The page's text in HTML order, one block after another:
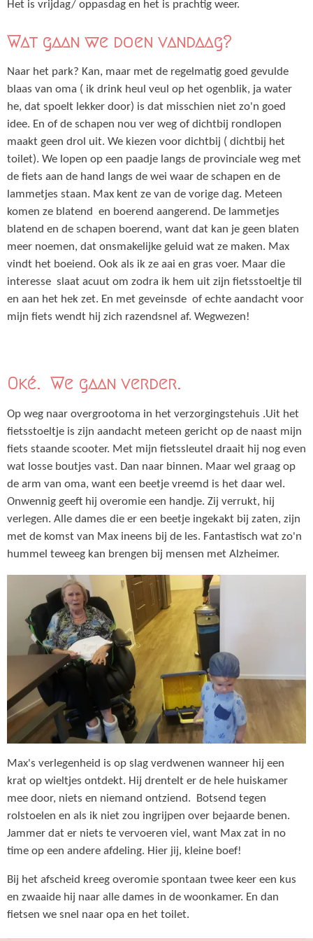
Het is vrijdag/ oppasdag en het is prachtig weer.
Wat gaan we doen vandaag?
Naar het park? Kan, maar met de regelmatig goed gevulde
blaas van oma ( ik drink heul veul op het ogenblik, ja water
he, dat spoelt lekker door) is dat misschien niet zo'n goed
idee. En of de schapen nou ver weg of dichtbij rondlopen
maakt geen drol uit. We kiezen voor dichtbij ( dichtbij het
toilet). We lopen op een paadje langs de provinciale weg met
de fiets aan de hand langs de wei waar de schapen en de
lammetjes staan. Max kent ze van de vorige dag. Meteen
komen ze blatend en boerend aangerend. De lammetjes
blatend en de schapen boerend, want dat kan je geen blaten
meer noemen, dat onsmakelijke geluid wat ze maken. Max
vindt het boeiend. Ook als ik ze aai en gras voer. Maar die
interesse slaat acuut om zodra ik hem uit zijn fietsstoeltje til
en aan het hek zet. En met geveinsde of echte aandacht voor
mijn fiets wendt hij zich razendsnel af. Wegwezen!
Oké. We gaan verder.
Op weg naar overgrootoma in het verzorgingstehuis .Uit het
fietsstoeltje is zijn aandacht meteen gericht op de naast mijn
fiets staande scooter. Met mijn fietssleutel draait hij nog even
wat losse boutjes vast. Dan naar binnen. Maar wel graag op
de arm van oma, want een beetje vreemd is het daar wel.
Onwennig geeft hij overomie een handje. Zij verrukt, hij
verlegen. Alle dames die er een beetje ingekakt bij zaten, zijn
met de komst van Max ineens bij de les. Fantastisch wat zo'n
hummel teweeg kan brengen bij mensen met Alzheimer.
Max's verlegenheid is op slag verdwenen wanneer hij een
krat op wieltjes ontdekt. Hij drentelt er de hele huiskamer
mee door, niets en niemand ontziend. Botsend tegen
rolstoelen en als ik niet zou ingrijpen over bejaarde benen.
Jammer dat er niets te vervoeren viel, want Max zat in no
time op een andere afdeling. Hier jij, kleine boef!
Bij het afscheid kreeg overomie spontaan twee keer een kus
en zwaaide hij naar alle dames in de woonkamer. En dan
fietsen we snel naar opa en het toilet.